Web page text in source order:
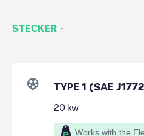
STECKER ·
TYPE 1 (SAE
20 kw
Works with the